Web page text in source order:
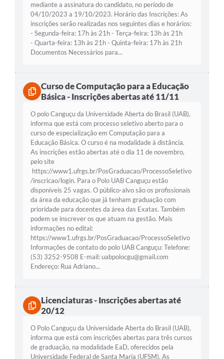
mediante a assinatura do candidato, no período de
04/10/2023 a 19/10/2023. Horário das Inscrições: As
inscrições serão realizadas nos seguintes dias e horários:
- Segunda-feira: 17h às 21h - Terça-feira: 13h às 21h
- Quarta-feira: 13h às 21h - Quinta-feira: 17h às 21h
Documentos Necessários para...
Curso de Computação para a Educação
Básica - Inscrições abertas até 11/11
O polo Canguçu da Universidade Aberta do Brasil (UAB),
informa que está com processo seletivo aberto para o
curso de especialização em Computação para a
Educação Básica. O curso é na modalidade à distância.
As inscrições estão abertas até o dia 11 de novembro,
pelo site
https://www1.ufrgs.br/PosGraduacao/ProcessoSeletivo
/inscricao/login. Para o Polo UAB Canguçu estão
disponíveis 25 vagas. O público-alvo são os profissionais
da área da educação que já tenham graduação com
prioridade para docentes da área das Exatas. Também
podem se inscrever os que atuam na gestão. Mais
informações no edital:
https://www1.ufrgs.br/PosGraduacao/ProcessoSeletivo
Informações de contato do polo UAB Canguçu: Telefone:
(53) 3252-9508 E-mail:uabpolocgu@gmail.com
Endereço: Rua Adriano...
Licenciaturas - Inscrições abertas até
20/12
O Polo Canguçu da Universidade Aberta do Brasil (UAB),
informa que está com inscrições abertas para três cursos
de graduação, na modalidade EaD, oferecidos pela
Universidade Federal de Santa Maria (UFSM). As